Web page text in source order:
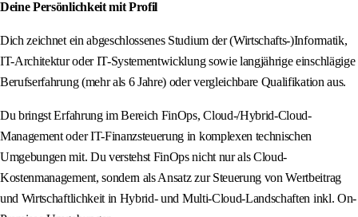
Deine Persönlichkeit mit Profil
Dich zeichnet ein abgeschlossenes Studium der (Wirtschafts-)Informatik,
IT-Architektur oder IT-Systementwicklung sowie langjährige einschlägige
Berufserfahrung (mehr als 6 Jahre) oder vergleichbare Qualifikation aus.
Du bringst Erfahrung im Bereich FinOps, Cloud-/Hybrid-Cloud-
Management oder IT-Finanzsteuerung in komplexen technischen
Umgebungen mit. Du verstehst FinOps nicht nur als Cloud-
Kostenmanagement, sondern als Ansatz zur Steuerung von Wertbeitrag
und Wirtschaftlichkeit in Hybrid- und Multi-Cloud-Landschaften inkl. On-